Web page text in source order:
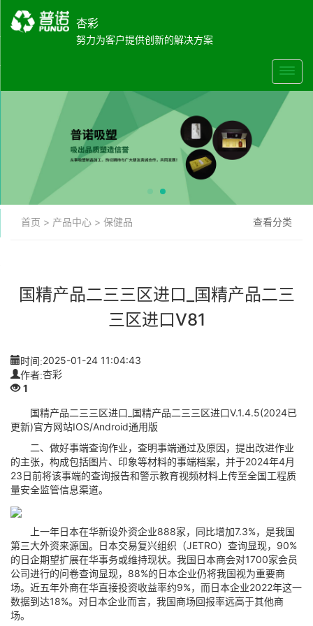
杏彩
努力为客户提供创新的解决方案
首页 > 产品中心 > 保健品 查看分类
国精产品二三三区进口_国精产品二三
三区进口V81
时间:2025-01-24 11:04:43
作者:杏彩
1
国精产品二三三区进口_国精产品二三三区进口V.1.4.5(2024已
更新)官方网站IOS/Android通用版
二、做好事端查询作业，查明事端通过及原因，提出改进作业
的主张，构成包括图片、印象等材料的事端档案，并于2024年4月
23日前将该事端的查询报告和警示教育视频材料上传至全国工程质
量安全监管信息渠道。
上一年日本在华新设外资企业888家，同比增加7.3%，是我国
第三大外资来源国。日本交易复兴组织（JETRO）查询显现，90%
的日企期望扩展在华事务或维持现状。我国日本商会对1700家会员
公司进行的问卷查询显现，88%的日本企业仍将我国视为重要商
场。近五年外商在华直接投资收益率约9%，而日本企业2022年这一
数据到达18%。对日本企业而言，我国商场回报率远高于其他商
场。